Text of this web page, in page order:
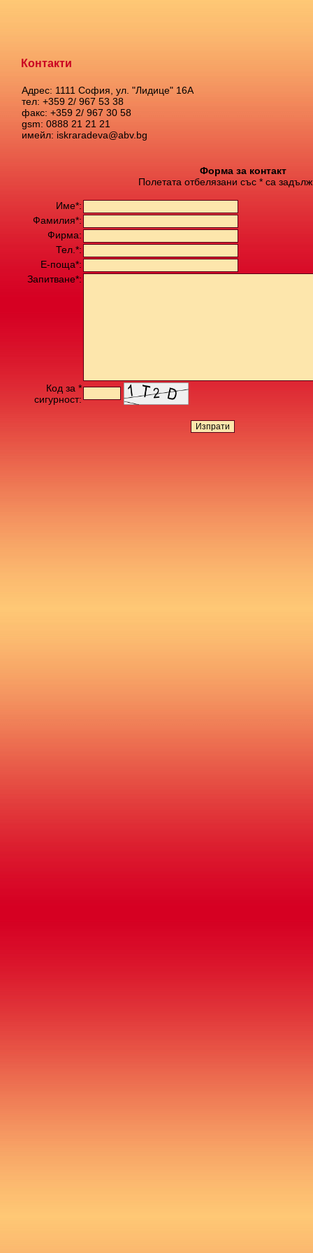
Контакти
Адрес: 1111 София, ул. "Лидице" 16А
тел: +359 2/ 967 53 38
факс: +359 2/ 967 30 58
gsm: 0888 21 21 21
имейл: iskraradeva@abv.bg
Форма за контакт
Полетата отбелязани със * са
Име*:
Фамилия*:
Фирма:
Тел.*:
Е-поща*:
Запитване*:
Код за *
сигурност: